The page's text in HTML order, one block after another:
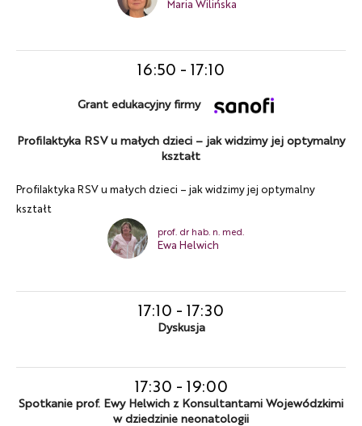
Maria Wilińska
16:50 - 17:10
Grant edukacyjny firmy
Profilaktyka RSV u małych dzieci – jak widzimy jej optymalny
kształt
Profilaktyka RSV u małych dzieci – jak widzimy jej optymalny
kształt
prof. dr hab. n. med.
Ewa Helwich
17:10 - 17:30
Dyskusja
17:30 - 19:00
Spotkanie prof. Ewy Helwich z Konsultantami Wojewódzkimi
w dziedzinie neonatologii